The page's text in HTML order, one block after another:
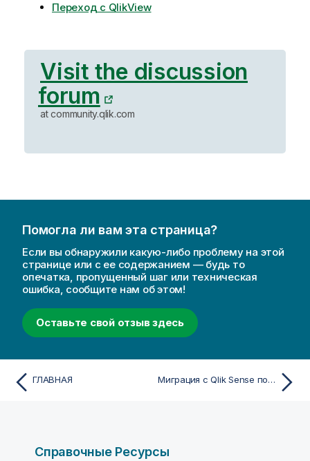
Переход с QlikView
Visit the discussion
forum
at community.qlik.com
Помогла ли вам эта страница?
Если вы обнаружили какую-либо проблему на этой
странице или с ее содержанием — будь то
опечатка, пропущенный шаг или техническая
ошибка, сообщите нам об этом!
Оставьте свой отзыв здесь
ГЛАВНАЯ Миграция с Qlik Sense под управлением клиента
Справочные Ресурсы